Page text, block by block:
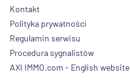
Kontakt
Polityka prywatności
Regulamin serwisu
Procedura sygnalistów
AXI IMMO.com - English website